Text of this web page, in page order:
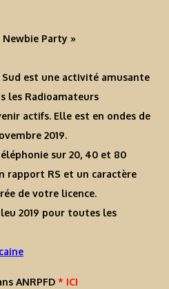
Newbie Party »
Sud est une activité amusante
les Radioamateurs
actifs. Elle est en ondes de
2019.
sur 20, 40 et 80
rapport RS et un caractère
de votre licence.
2019 pour toutes les
ANRPFD * ICI